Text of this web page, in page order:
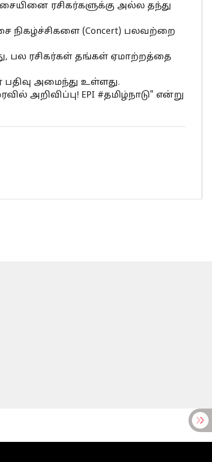
ரசிகர்களுக்கு அல்ல தந்து
நிகழ்ச்சிகளை (Concert) பலவற்றை
பல ரசிகர்கள் தங்கள் ஏமாற்றத்தை
அமைந்து உள்ளது.
அறிவிப்பு! EPI #தமிழ்நாடு" என்று